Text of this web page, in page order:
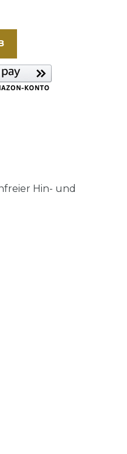
Hin- und